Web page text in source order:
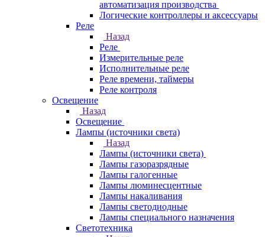
автоматизация производства
Логические контроллеры и аксессуары
Реле
Назад
Реле
Измерительные реле
Исполнительные реле
Реле времени, таймеры
Реле контроля
Освещение
Назад
Освещение
Лампы (источники света)
Назад
Лампы (источники света)
Лампы газоразрядные
Лампы галогенные
Лампы люминесцентные
Лампы накаливания
Лампы светодиодные
Лампы специального назначения
Светотехника